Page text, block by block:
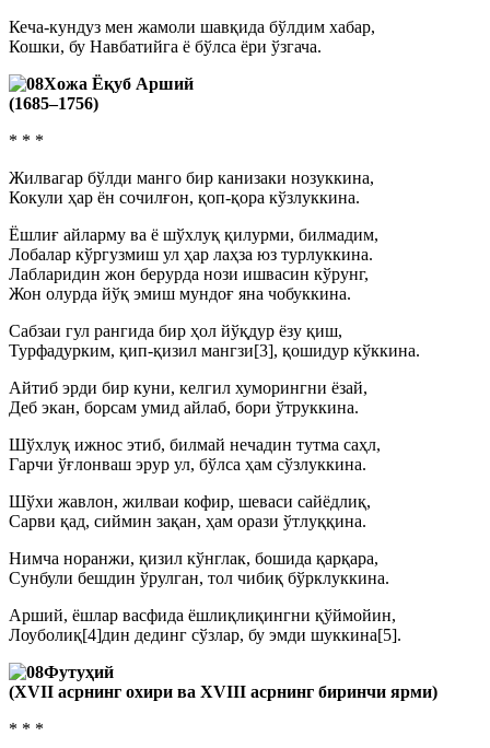
Кеча-кундуз мен жамоли шавқида бўлдим хабар,
Кошки, бу Навбатийга ё бўлса ёри ўзгача.
Хожа Ёқуб Арший
(1685–1756)
* * *
Жилвагар бўлди манго бир канизаки нозуккина,
Кокули ҳар ён сочилғон, қоп-қора кўзлуккина.
Ёшлиғ айларму ва ё шўхлуқ қилурми, билмадим,
Лобалар кўргузмиш ул ҳар лаҳза юз турлуккина.
Лабларидин жон берурда нози ишвасин кўрунг,
Жон олурда йўқ эмиш мундоғ яна чобуккина.
Сабзаи гул рангида бир ҳол йўқдур ёзу қиш,
Турфадурким, қип-қизил мангзи[3], қошидур кўккина.
Айтиб эрди бир куни, келгил хуморингни ёзай,
Деб экан, борсам умид айлаб, бори ўтруккина.
Шўхлуқ ижнос этиб, билмай нечадин тутма саҳл,
Гарчи ўғлонваш эрур ул, бўлса ҳам сўзлуккина.
Шўхи жавлон, жилваи кофир, шеваси сайёдлиқ,
Сарви қад, сиймин зақан, ҳам орази ўтлуққина.
Нимча норанжи, қизил кўнглак, бошида қарқара,
Сунбули бешдин ўрулган, тол чибиқ бўрклуккина.
Арший, ёшлар васфида ёшлиқлиқингни қўймойин,
Лоуболиқ[4]дин дединг сўзлар, бу эмди шуккина[5].
Футуҳий
(ХVII асрнинг охири ва ХVIII асрнинг биринчи ярми)
* * *